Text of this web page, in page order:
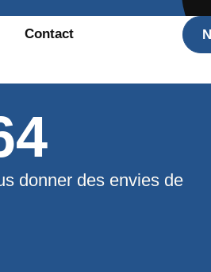
Contact
donner des envies de